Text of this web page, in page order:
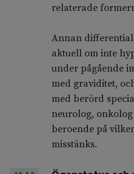
relaterade
Annan
aktuell om inte
under pågående
med graviditet,
med berörd
neurolog,
beroende på
misstänks.